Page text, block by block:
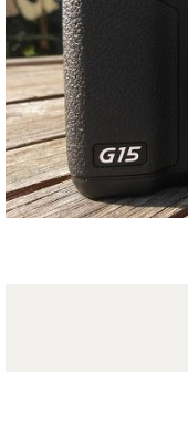
iPhone 回收價
線上商城
3C租賃
MSI 舊換新
最新資訊